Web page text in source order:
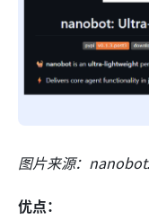
图片来源：
优点：